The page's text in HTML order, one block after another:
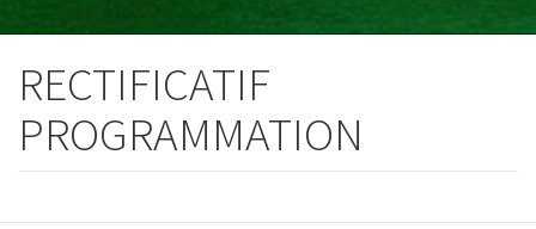
RECTIFICATIF
PROGRAMMATION